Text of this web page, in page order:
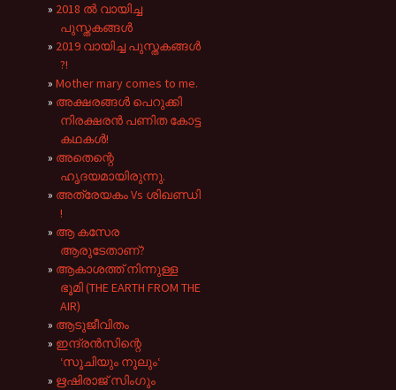
2018 ൽ വായിച്ച
പുസ്തകങ്ങൾ
2019 വായിച്ച പുസ്തകങ്ങൾ
?!
Mother mary comes to me.
അക്ഷരങ്ങൾ പെറുക്കി
നിരക്ഷരൻ പണിത കോട്ട
കഥകൾ!
അതെന്റെ
ഹൃദയമായിരുന്നു.
അത്രേയകം Vs ശിഖണ്ഡി
!
ആ കസേര
ആരുടേതാണ്?
ആകാശത്ത് നിന്നുള്ള
ഭൂമി (THE EARTH FROM THE
AIR)
ആടുജീവിതം
ഇന്ദ്രൻസിന്റെ
‘സൂചിയും നൂലും‘
ഋഷിരാജ് സിംഗും